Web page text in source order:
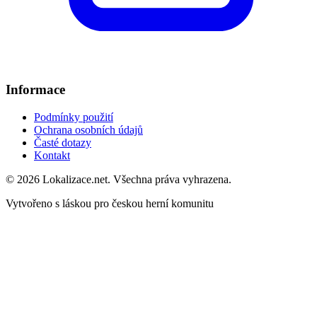
Informace
Podmínky použití
Ochrana osobních údajů
Časté dotazy
Kontakt
© 2026 Lokalizace.net. Všechna práva vyhrazena.
Vytvořeno s láskou pro českou herní komunitu